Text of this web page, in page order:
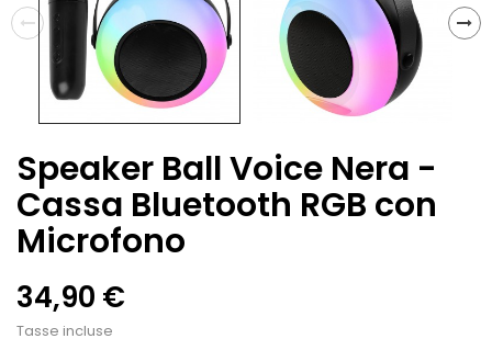
Speaker Ball Voice Nera -
Cassa Bluetooth RGB con
Microfono
34,90 €
Tasse incluse